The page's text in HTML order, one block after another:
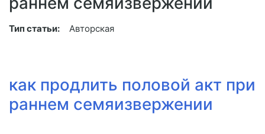
Тип статьи: Авторская
как продлить половой акт при
раннем семяизвержении